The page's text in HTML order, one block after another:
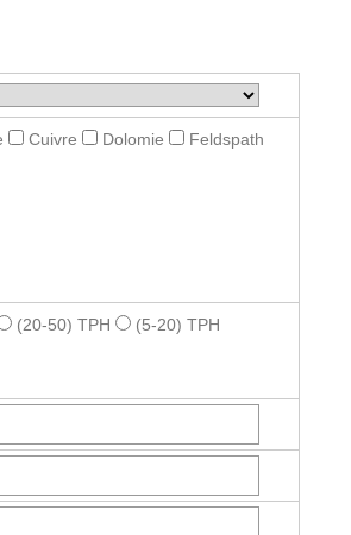
Cuivre Dolomie Feldspath
(20-50) TPH (5-20) TPH